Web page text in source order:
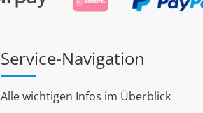
Service-Navigation
Alle wichtigen Infos im Überblick